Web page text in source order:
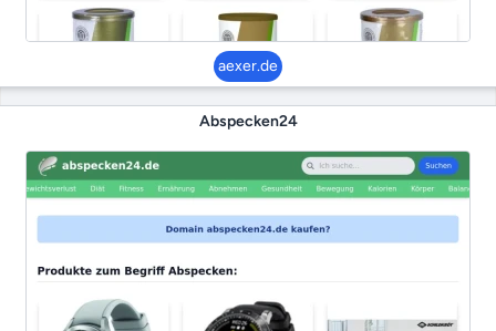
aexer.de
Abspecken24